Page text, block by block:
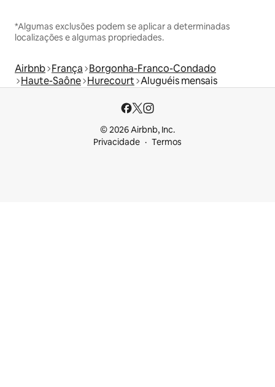
*Algumas exclusões podem se aplicar a determinadas
localizações e algumas propriedades.
Airbnb França Borgonha-Franco-Condado
Haute-Saône Hurecourt Aluguéis mensais
© 2026 Airbnb, Inc.
Privacidade
Termos